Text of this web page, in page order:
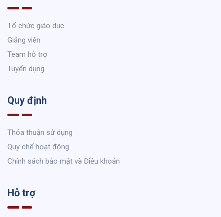
Tổ chức giáo dục
Giảng viên
Team hỗ trợ
Tuyển dụng
Quy định
Thỏa thuận sử dụng
Quy chế hoạt động
Chính sách bảo mật và Điều khoản
Hỗ trợ